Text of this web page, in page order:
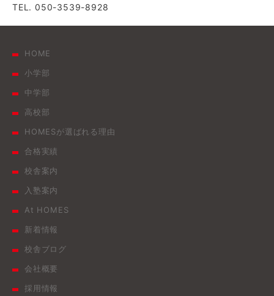
TEL. 050-3539-8928
HOME
小学部
中学部
高校部
HOMESが選ばれる理由
合格実績
校舎案内
入塾案内
At HOMES
新着情報
校舎ブログ
会社概要
採用情報